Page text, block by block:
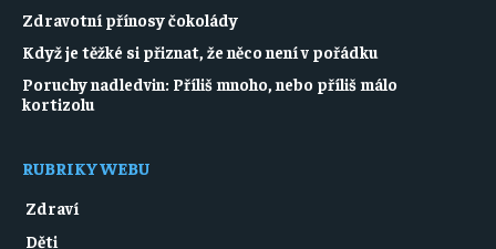
Zdravotní přínosy čokolády
Když je těžké si přiznat, že něco není v pořádku
Poruchy nadledvin: Příliš mnoho, nebo příliš málo
kortizolu
RUBRIKY WEBU
Zdraví
Děti